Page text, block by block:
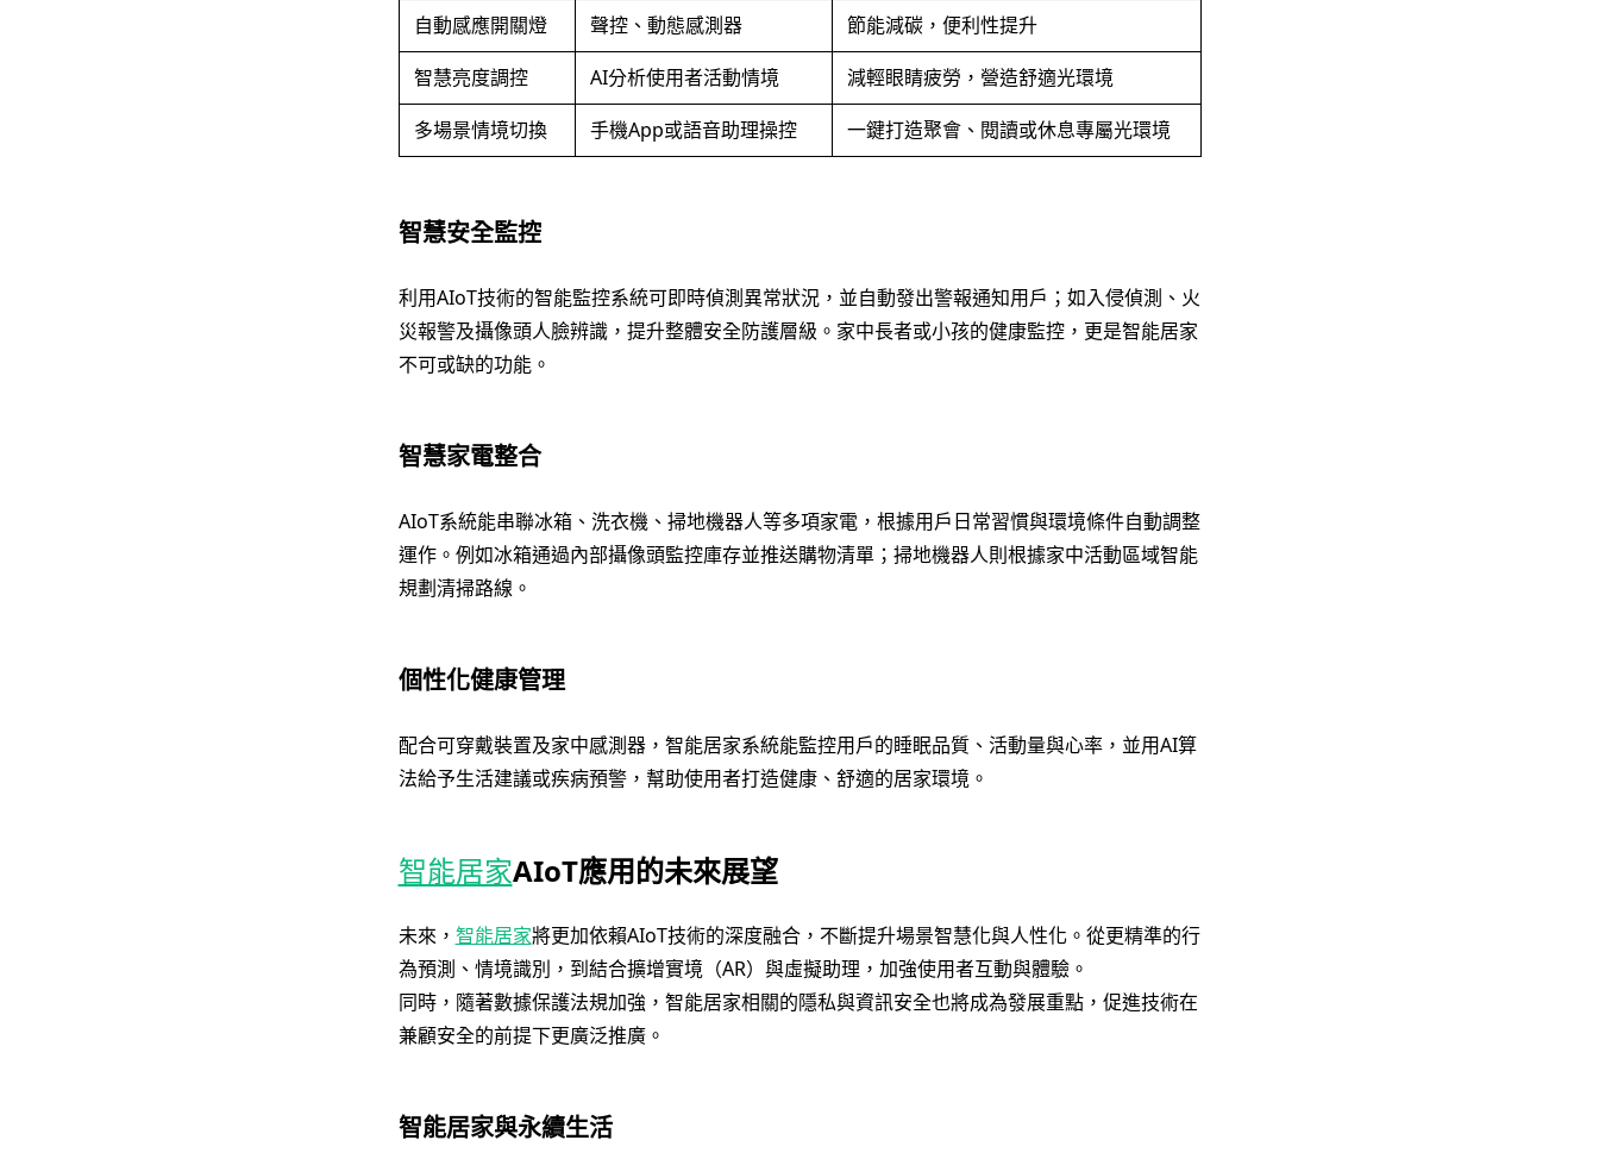
自動感應開關燈 聲控、動態感測器
節能減碳，便利性提升
智慧亮度調控
AI分析使用者活動情境
減輕眼睛疲勞，營造舒適光環境
多場景情境切換
手機App或語音助理操控 一鍵打造聚會、閱讀或休息專屬光環境
智慧安全監控
利用AIoT技術的智能監控系統可即時偵測異常狀況，並自動發出警報通知用戶；如入侵偵測、火
災報警及攝像頭人臉辨識，提升整體安全防護層級。家中長者或小孩的健康監控，更是智能居家
不可或缺的功能。
智慧家電整合
AIoT系統能串聯冰箱、洗衣機、掃地機器人等多項家電，根據用戶日常習慣與環境條件自動調整
運作。例如冰箱通過內部攝像頭監控庫存並推送購物清單；掃地機器人則根據家中活動區域智能
規劃清掃路線。
個性化健康管理
配合可穿戴裝置及家中感測器，智能居家系統能監控用戶的睡眠品質、活動量與心率，並用AI算
法給予生活建議或疾病預警，幫助使用者打造健康、舒適的居家環境。
智能居家AIoT應用的未來展望
未來， 智能居家將更加依賴AIoT技術的深度融合，不斷提升場景智慧化與人性化。從更精準的行
為預測、情境識別，到結合擴增實境（AR）與虛擬助理，加強使用者互動與體驗。
同時，隨著數據保護法規加強，智能居家相關的隱私與資訊安全也將成為發展重點，促進技術在
兼顧安全的前提下更廣泛推廣。
智能居家與永續生活